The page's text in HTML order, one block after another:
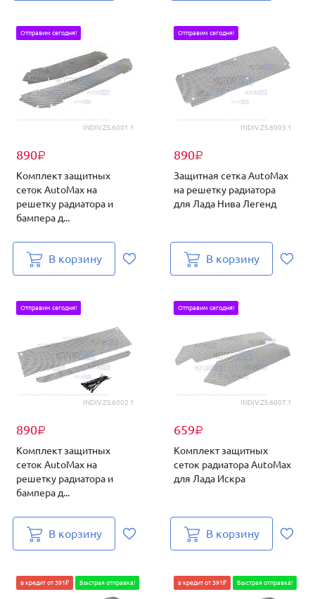
INDIV.ZS.6001.1
890₽
Отправим сегодня!
Комплект защитных
сеток AutoMax на
решетку радиатора и
бампера д...
В корзину
INDIV.ZS.6003.1
890₽
Отправим сегодня!
Защитная сетка AutoMax
на решетку радиатора
для Лада Нива Легенд
В корзину
INDIV.ZS.6002.1
890₽
Отправим сегодня!
Комплект защитных
сеток AutoMax на
решетку радиатора и
бампера д...
В корзину
INDIV.ZS.6007.1
659₽
Отправим сегодня!
Комплект защитных
сеток радиатора AutoMax
для Лада Искра
В корзину
в кредит от 391₽ Быстрая отправка! в кредит от 391₽ Быстрая отправка!